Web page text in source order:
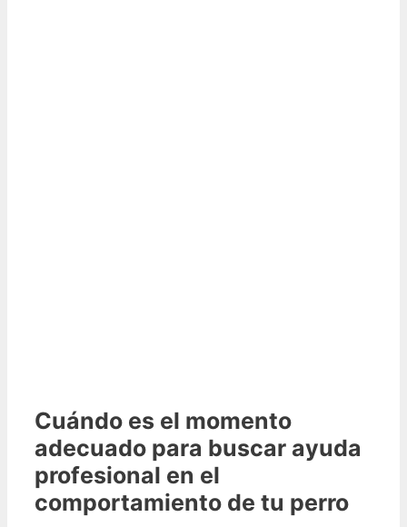
Cuándo es el momento
adecuado para buscar ayuda
profesional en el
comportamiento de tu perro